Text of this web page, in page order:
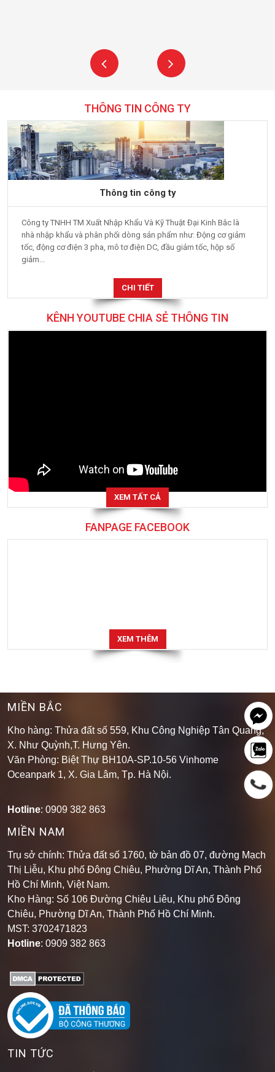
THÔNG TIN CÔNG TY
Thông tin công ty
Công ty TNHH TM Xuất Nhập Khẩu Và Kỹ Thuật Đại Kinh Bắc là
nhà nhập khẩu và phân phối dòng sản phẩm như: Động cơ giảm
tốc, động cơ điện 3 pha, mô tơ điện DC, đầu giảm tốc, hộp số
giảm...
CHI TIẾT
KÊNH YOUTUBE CHIA SẺ THÔNG TIN
XEM TẤT CẢ
FANPAGE FACEBOOK
XEM THÊM
MIỀN BẮC
Kho hàng: Thửa đất số 559, Khu Công Nghiệp Tân Quang,
X. Như Quỳnh,T. Hưng Yên.
Văn Phòng: Biệt Thự BH10A-SP.10-56 Vinhome
Oceanpark 1, X. Gia Lâm, Tp. Hà Nội.
Hotline: 0909 382 863
MIỀN NAM
Trụ sở chính: Thửa đất số 1760, tờ bản đồ 07, đường Mạch
Thị Liễu, Khu phố Đông Chiêu, Phường Dĩ An, Thành Phố
Hồ Chí Minh, Việt Nam.
Kho Hàng: Số 106 Đường Chiêu Liêu, Khu phố Đông
Chiêu, Phường Dĩ An, Thành Phố Hồ Chí Minh.
MST: 3702471823
Hotline: 0909 382 863
TIN TỨC